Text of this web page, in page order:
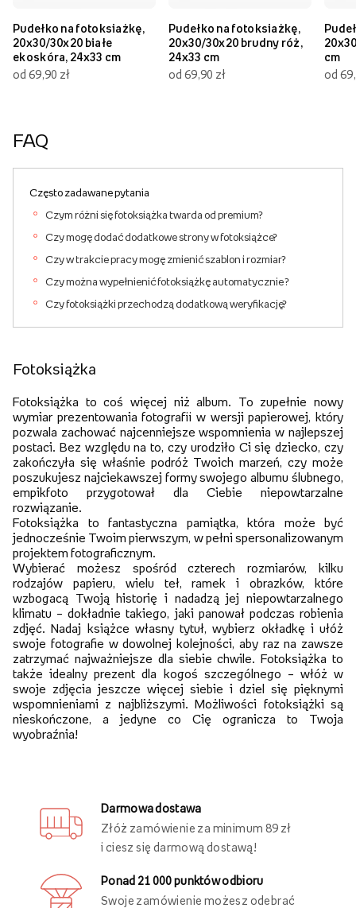
Pudełko na fotoksiażkę,
20x30/30x20 białe
ekoskóra, 24x33 cm
od 69,90 zł
Pudełko na fotoksiażkę,
20x30/30x20 brudny róż,
24x33 cm
od 69,90 zł
cm
od
FAQ
Często zadawane pytania
Czym różni się fotoksiążka twarda od premium?
Czy mogę dodać dodatkowe strony w fotoksiążce?
Czy w trakcie pracy mogę zmienić szablon i rozmiar?
Czy można wypełnienić fotoksiążkę automatycznie ?
Czy fotoksiążki przechodzą dodatkową weryfikację?
Fotoksiążka
Fotoksiążka to coś więcej niż album. To zupełnie nowy
wymiar prezentowania fotografii w wersji papierowej, który
pozwala zachować najcenniejsze wspomnienia w najlepszej
postaci. Bez względu na to, czy urodziło Ci się dziecko, czy
zakończyła się właśnie podróż Twoich marzeń, czy może
poszukujesz najciekawszej formy swojego albumu ślubnego,
empikfoto przygotował dla Ciebie niepowtarzalne
rozwiązanie.
Fotoksiążka to fantastyczna pamiątka, która może być
jednocześnie Twoim pierwszym, w pełni spersonalizowanym
projektem fotograficznym.
Wybierać możesz spośród czterech rozmiarów, kilku
rodzajów papieru, wielu teł, ramek i obrazków, które
wzbogacą Twoją historię i nadadzą jej niepowtarzalnego
klimatu – dokładnie takiego, jaki panował podczas robienia
zdjęć. Nadaj książce własny tytuł, wybierz okładkę i ułóż
swoje fotografie w dowolnej kolejności, aby raz na zawsze
zatrzymać najważniejsze dla siebie chwile. Fotoksiążka to
także idealny prezent dla kogoś szczególnego – włóż w
swoje zdjęcia jeszcze więcej siebie i dziel się pięknymi
wspomnieniami z najbliższymi. Możliwości fotoksiążki są
nieskończone, a jedyne co Cię ogranicza to Twoja
wyobraźnia!
Darmowa dostawa
Złóż zamówienie za minimum 89 zł
i ciesz się darmową dostawą!
Ponad 21 000 punktów odbioru
Swoje zamówienie możesz odebrać